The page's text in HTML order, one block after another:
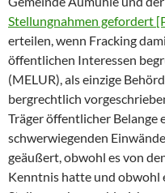
Stellungnahmen gefordert
erteilen, wenn Fracking
öffentlichen Interessen
(MELUR), als einzige
bergrechtlich
Träger öffentlicher Belange
schwerwiegenden
geäußert, obwohl es von
Kenntnis hatte und obwohl